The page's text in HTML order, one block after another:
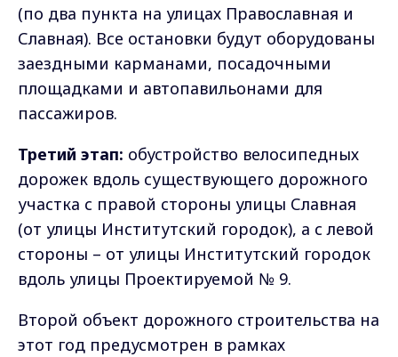
(по два пункта на улицах Православная и
Славная). Все остановки будут оборудованы
заездными карманами, посадочными
площадками и автопавильонами для
пассажиров.
Третий этап: обустройство велосипедных
дорожек вдоль существующего дорожного
участка с правой стороны улицы Славная
(от улицы Институтский городок), а с левой
стороны – от улицы Институтский городок
вдоль улицы Проектируемой № 9.
Второй объект дорожного строительства на
этот год предусмотрен в рамках